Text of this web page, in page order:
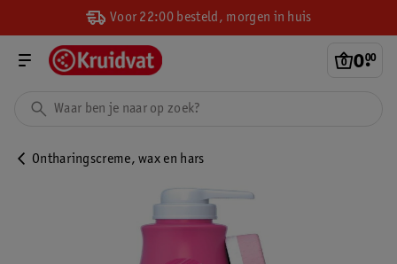
Voor 22:00 besteld, morgen in huis
0.
00
Ontharingscreme, wax en hars